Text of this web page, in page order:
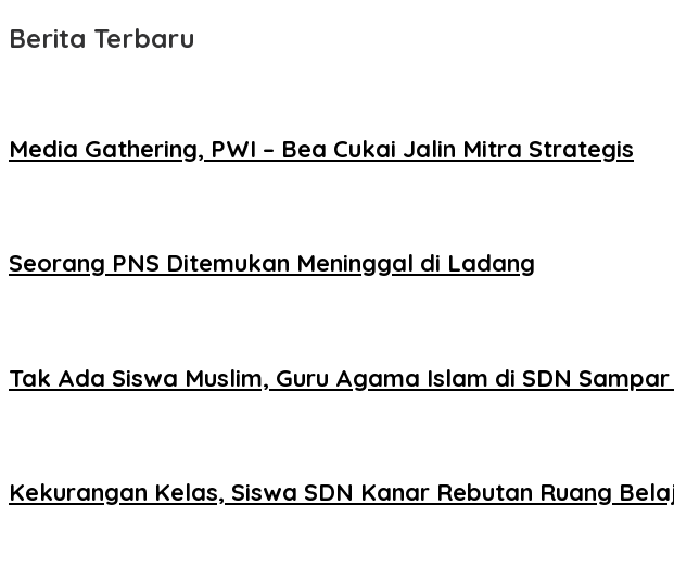
Berita Terbaru
Media Gathering, PWI – Bea Cukai Jalin Mitra Strategis
Seorang PNS Ditemukan Meninggal di Ladang
Tak Ada Siswa Muslim, Guru Agama Islam di SDN
Kekurangan Kelas, Siswa SDN Kanar Rebutan Ruang